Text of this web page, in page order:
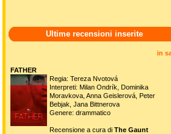
Ultime recensioni inserite
in
FATHER
Regia: Tereza Nvotová
Interpreti: Milan Ondrík, Dominika
Moravkova, Anna Geislerová, Peter
Bebjak, Jana Bittnerova
Genere: drammatico
Recensione a cura di The Gaunt